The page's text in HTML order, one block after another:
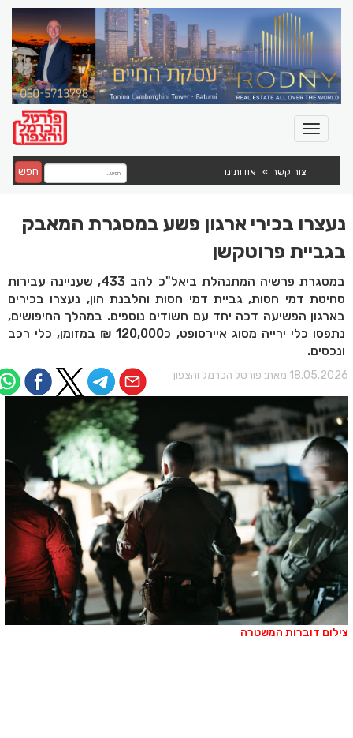
צור קשר אודותינו חפש
נעצרו בכירי ארגון פשע במסגרת המאבק
בגביית פרוטקשן
במסגרת פרשיה המתנהלת ביאל"כ להב 433, שעניינה עבירות
סחיטת דמי חסות, גביית דמי חסות והלבנת הון, נעצרו בכירים
בארגון הפשיעה דכה יחד עם חשודים נוספים. במהלך החיפושים,
נתפסו כלי ירייה מסוג איירסופט, כ120,000 ₪ במזומן, כלי רכב
ונכסים.
מאת: פורטל הכרמל והצפון
דוברות המשטרה